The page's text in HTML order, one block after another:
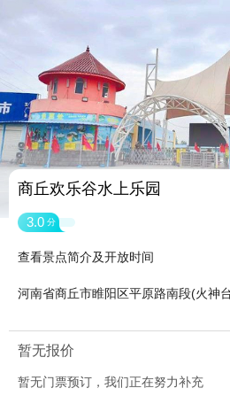
商丘欢乐谷水上乐园
3.0 分
查看景点简介及开放时间
河南省商丘市睢阳区平原路南段(火神
暂无报价
暂无门票预订，我们正在努力补充